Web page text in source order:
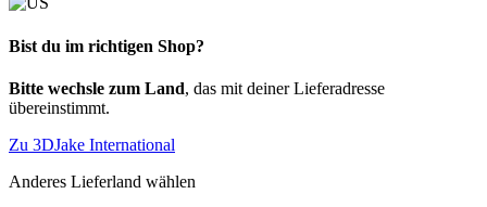
Bist du im richtigen Shop?
Bitte wechsle zum Land, das mit deiner Lieferadresse
übereinstimmt.
Zu 3DJake International
Anderes Lieferland wählen